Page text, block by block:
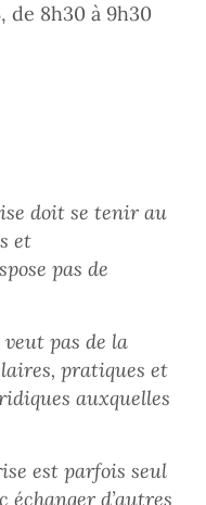
, de 8h30 à 9h30
doit se tenir au
et
pas de
pas de la
pratiques et
auxquelles
est parfois seul
échanger d’autres